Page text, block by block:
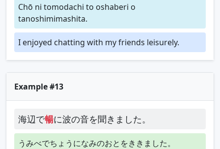
Chō ni tomodachi to oshaberi o
tanoshimimashita.
I enjoyed chatting with my friends leisurely.
Example #13
海辺で暢に波の音を聞きました。
うみべでちょうになみのおとをききました。